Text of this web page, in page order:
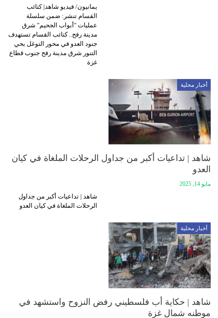
يمانيون/ فيديو شاهد| كتائب
القسام تنشر: ضمن سلسلة
عمليات "أبواب الجحيم" شرق
مدينة رفح.. كتائب القسام تستهدف
جنود العدو في محور التوغل بحي
التنور شرق مدينة رفح جنوب قطاع
غزة
أخبار محلية
شاهد | تداعيات أكبر من جداول الرحلات الملغاة في كيان
العدو
مايو 14, 2025
شاهد | تداعيات أكبر من جداول
الرحلات الملغاة في كيان العدو
أخبار محلية
شاهد | حكاية أب فلسطيني رفض النزوح واستشهد في
موطنه شمال غزة